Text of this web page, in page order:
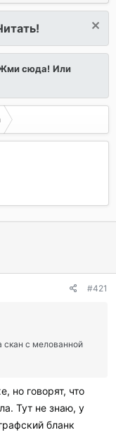
сюда! Или
#421
скан с мелованной
но говорят, что
Тут не знаю, у
бланк